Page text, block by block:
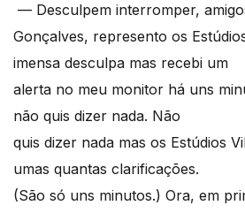
— Desculpem interromper,
Gonçalves, represento os
imensa desculpa mas recebi um
alerta no meu monitor há uns
não quis dizer nada. Não
quis dizer nada mas os Estúdios
umas quantas clarificações.
(São só uns minutos.) Ora, em